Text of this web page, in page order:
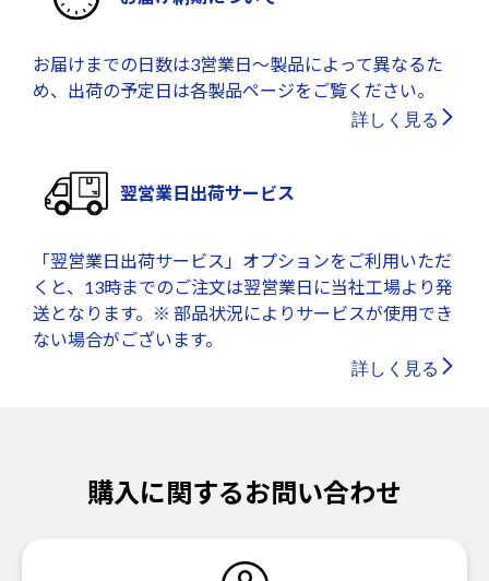
お届けまでの日数は3営業日～製品によって異なるた
め、出荷の予定日は各製品ページをご覧ください。
詳しく見る
翌営業日出荷サービス
「翌営業日出荷サービス」オプションをご利用いただ
くと、13時までのご注文は翌営業日に当社工場より発
送となります。※ 部品状況によりサービスが使用でき
ない場合がございます。
詳しく見る
購入に関するお問い合わせ